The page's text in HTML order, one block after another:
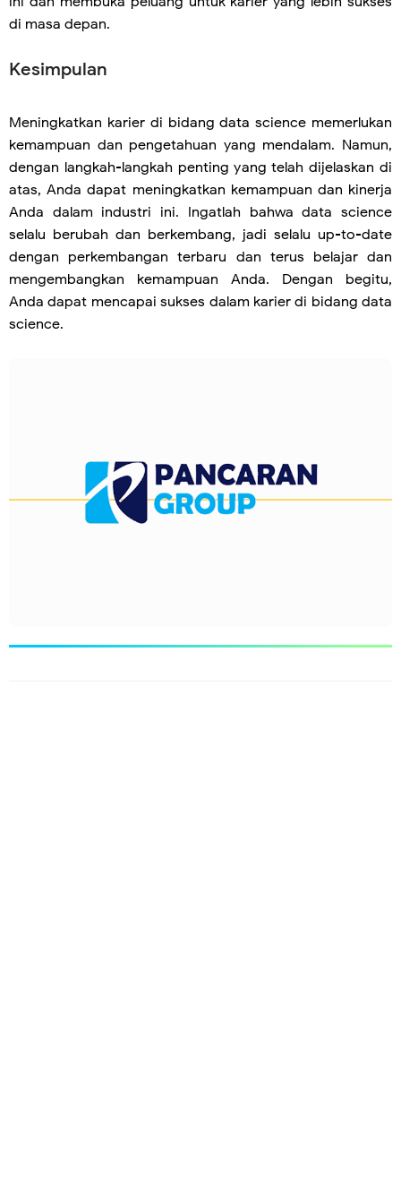
di masa depan.
Kesimpulan
Meningkatkan karier di bidang data science memerlukan
kemampuan dan pengetahuan yang mendalam. Namun,
dengan langkah-langkah penting yang telah dijelaskan di
atas, Anda dapat meningkatkan kemampuan dan kinerja
Anda dalam industri ini. Ingatlah bahwa data science
selalu berubah dan berkembang, jadi selalu up-to-date
dengan perkembangan terbaru dan terus belajar dan
mengembangkan kemampuan Anda. Dengan begitu,
Anda dapat mencapai sukses dalam karier di bidang data
science.